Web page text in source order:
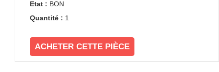
Etat : BON
Quantité : 1
ACHETER CETTE PIÈCE